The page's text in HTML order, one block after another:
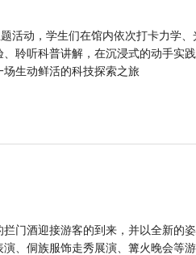
活动，学生们在馆内依次打卡力学、
聆听科普讲解，在沉浸式的动手实
生动鲜活的科技探索之旅
门酒迎接游客的到来，并以全新的
、侗族服饰走秀展演、篝火晚会等